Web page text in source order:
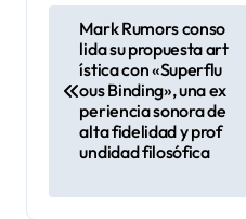
a
Mark Rumors conso
lida su propuesta art
ística con «Superflu
ous Binding», una ex
periencia sonora de
alta fidelidad y prof
undidad filosófica